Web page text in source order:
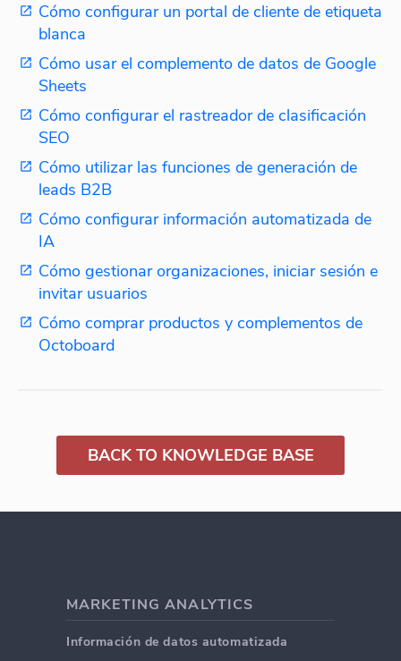
Cómo configurar un portal de cliente de etiqueta
blanca
Cómo usar el complemento de datos de Google
Sheets
Cómo configurar el rastreador de clasificación
SEO
Cómo utilizar las funciones de generación de
leads B2B
Cómo configurar información automatizada de
IA
Cómo gestionar organizaciones, iniciar sesión e
invitar usuarios
Cómo comprar productos y complementos de
Octoboard
BACK TO KNOWLEDGE BASE
MARKETING ANALYTICS
Información de datos automatizada